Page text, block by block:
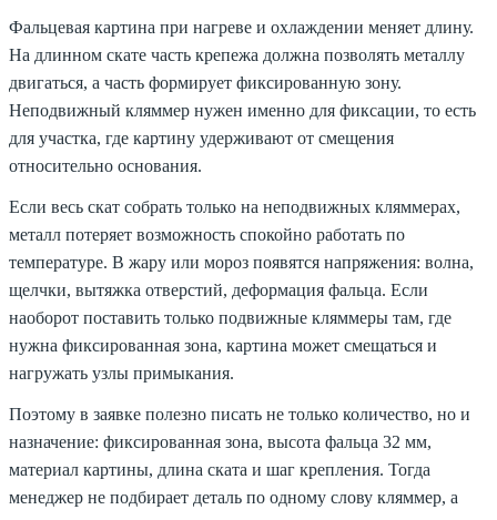
Фальцевая картина при нагреве и охлаждении меняет длину.
На длинном скате часть крепежа должна позволять металлу
двигаться, а часть формирует фиксированную зону.
Неподвижный кляммер нужен именно для фиксации, то есть
для участка, где картину удерживают от смещения
относительно основания.
Если весь скат собрать только на неподвижных кляммерах,
металл потеряет возможность спокойно работать по
температуре. В жару или мороз появятся напряжения: волна,
щелчки, вытяжка отверстий, деформация фальца. Если
наоборот поставить только подвижные кляммеры там, где
нужна фиксированная зона, картина может смещаться и
нагружать узлы примыкания.
Поэтому в заявке полезно писать не только количество, но и
назначение: фиксированная зона, высота фальца 32 мм,
материал картины, длина ската и шаг крепления. Тогда
менеджер не подбирает деталь по одному слову кляммер, а